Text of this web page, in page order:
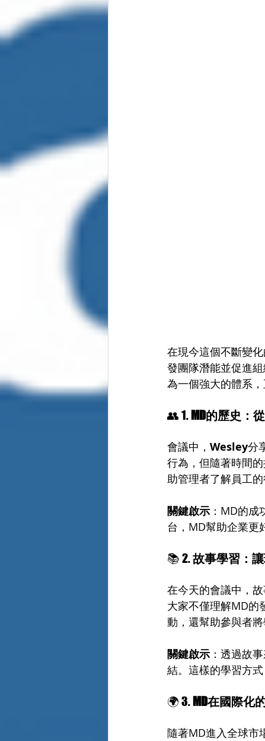
在現今這個不斷變
發團隊潛能並促進
為一個強大的體系
👥 1. MD的歷史：
會議中， Wesley分
行為，但隨著時間
助管理者了解員工
關鍵啟示 ：MD的
台，MD幫助企業更
📚 2. 故事學習：
在今天的會議中，
大家不僅理解MD的
動，還幫助參與者
關鍵啟示 ：透過故
結。這樣的學習方
🌍 3. MD在國際化
隨著MD進入全球市